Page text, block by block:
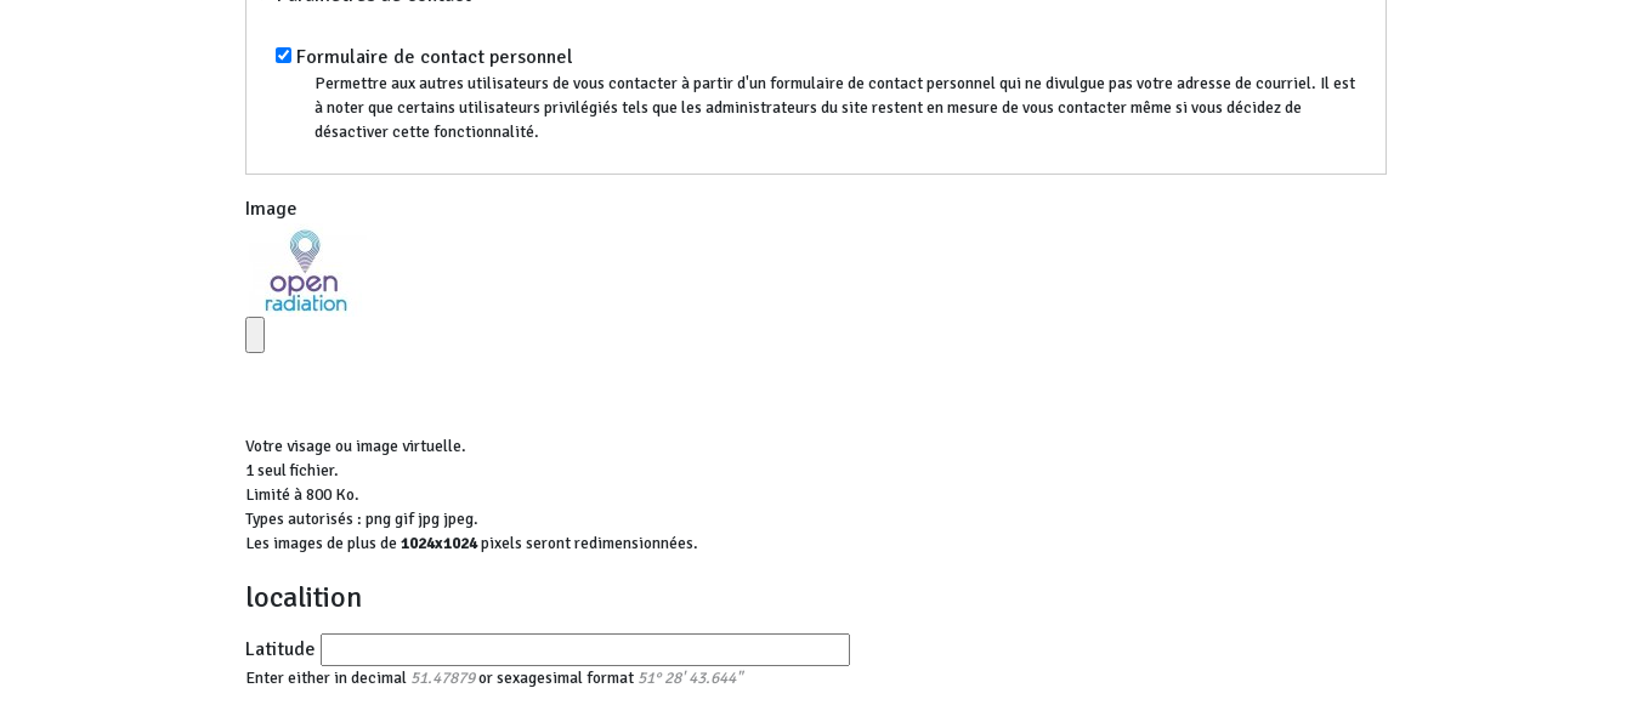
Formulaire de contact personnel
Permettre aux autres utilisateurs de vous contacter à partir d'un formulaire de contact personnel qui ne divulgue pas votre adresse de courriel. Il est
à noter que certains utilisateurs privilégiés tels que les administrateurs du site restent en mesure de vous contacter même si vous décidez de
désactiver cette fonctionnalité.
Image
Votre visage ou image virtuelle.
1 seul fichier.
Limité à 800 Ko.
Types autorisés : png gif jpg jpeg.
Les images de plus de 1024x1024pixels seront redimensionnées.
localition
Latitude
Enter either in decimal 51.47879or sexagesimal format 51° 28' 43.644"